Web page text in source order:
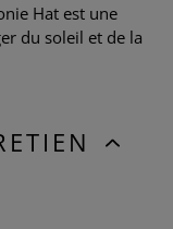
Hat est une
du soleil et de la